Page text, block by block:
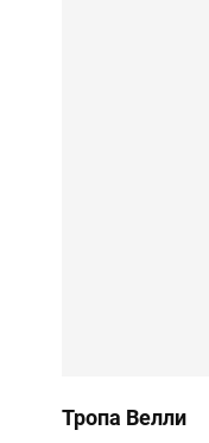
Тропа Велли